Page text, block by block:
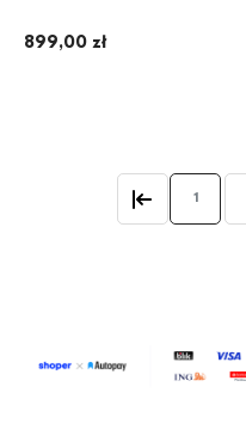
899,00 zł
1